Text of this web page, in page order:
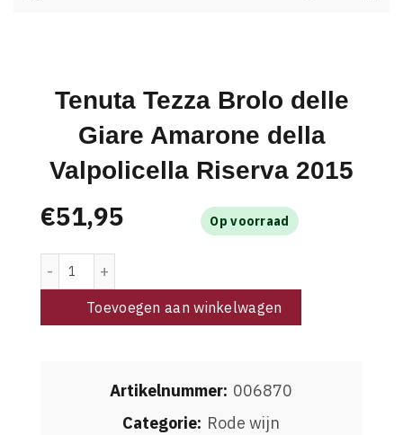
Tenuta Tezza Brolo delle
Giare Amarone della
Valpolicella Riserva 2015
€51,95 Op voorraad
Toevoegen aan winkelwagen
Artikelnummer: 006870
Categorie: Rode wijn